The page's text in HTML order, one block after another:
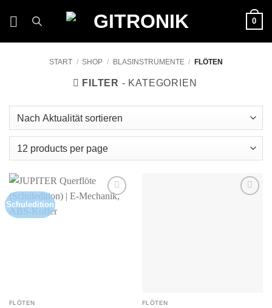
0
START / SHOP / BLASINSTRUMENTE / FLÖTEN
FILTER
Schuledition
FLÖTEN FLÖTEN